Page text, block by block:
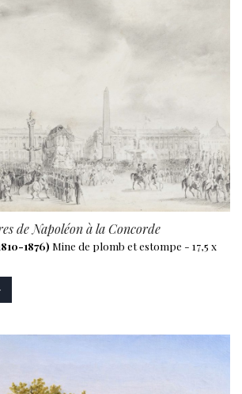
de Napoléon à la Concorde
1876) Mine de plomb et estompe - 17,5 x